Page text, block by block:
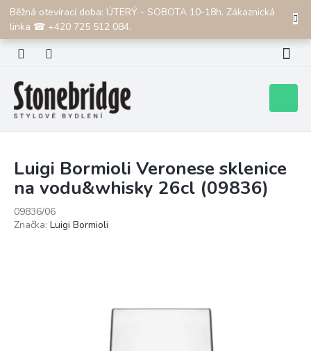
Přejít
obsah
Běžná otevírací doba: ÚTERÝ - SOBOTA 10-18h. Zákaznická
linka ☎ +420 725 512 084.
CZK
košík
Luigi Bormioli Veronese sklenice
na vodu&whisky 26cl (09836)
09836/06
Značka: Luigi Bormioli